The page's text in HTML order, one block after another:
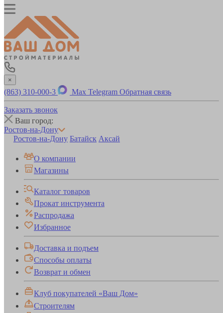
×
(863) 310-000-3 Max Telegram Обратная связь
Заказать звонок
Ваш город:
Ростов-на-Дону
Ростов-на-Дону Батайск Аксай
О компании
Магазины
Каталог товаров
Прокат инструмента
Распродажа
Избранное
Доставка и подъем
Способы оплаты
Возврат и обмен
Клуб покупателей «Ваш Дом»
Строителям